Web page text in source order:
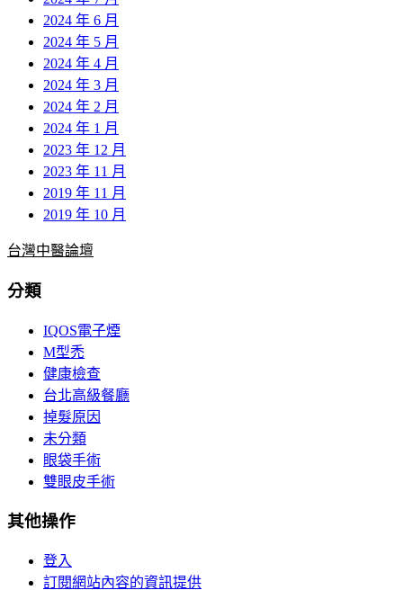
2024 年 6 月
2024 年 5 月
2024 年 4 月
2024 年 3 月
2024 年 2 月
2024 年 1 月
2023 年 12 月
2023 年 11 月
2019 年 11 月
2019 年 10 月
台灣中醫論壇
分類
IQOS電子煙
M型禿
健康檢查
台北高級餐廳
掉髮原因
未分類
眼袋手術
雙眼皮手術
其他操作
登入
訂閱網站內容的資訊提供